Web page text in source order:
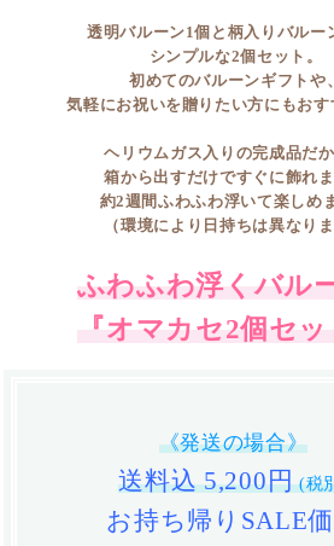
透明バルーン1個と柄入りバルー
シンプルな2個セット。
初めてのバルーンギフトや、
気軽にお祝いを贈りたい方にもおす
ヘリウムガス入りの完成品だか
箱から出すだけですぐに飾れま
約2週間ふわふわ浮いて楽しめ
（環境により日持ちは異なりま
ふわふわ浮くバル
『オマカセ2個セッ
《発送の場合》
送料込 5,200円(税
お持ち帰りSALE